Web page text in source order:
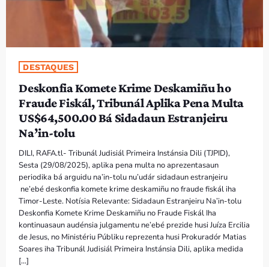
CONTACTOS
PORTUGUÊS keyboard_arrow_down
TÉTUM
PORTUGUÊS
PRÓXIMOS PROGRAMAS
DESTAQUES
Deskonfia Komete Krime Deskamiñu ho
Fraude Fiskál, Tribunál Aplika Pena Multa
US$64,500.00 Bá Sidadaun Estranjeiru
Na’in-tolu
DILI, RAFA.tl- Tribunál Judisiál Primeira Instánsia Dili (TJPID),
Sesta (29/08/2025), aplika pena multa no aprezentasaun
periodika bá arguidu na’in-tolu nu’udár sidadaun estranjeiru
ne’ebé deskonfia komete krime deskamiñu no fraude fiskál iha
Timor-Leste. Notísia Relevante: Sidadaun Estranjeiru Na’in-tolu
Deskonfia Komete Krime Deskamiñu no Fraude Fiskál Iha
kontinuasaun audénsia julgamentu ne’ebé prezide husi Juíza Ercilia
de Jesus, no Ministériu Públiku reprezenta husi Prokuradór Matias
Soares iha Tribunál Judisiál Primeira Instánsia Dili, aplika medida
[…]